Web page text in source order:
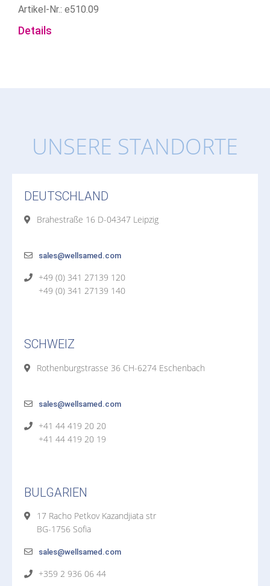
Artikel-Nr.: e510.09
Details
UNSERE STANDORTE
DEUTSCHLAND
Brahestraße 16 D-04347 Leipzig
sales@wellsamed.com
+49 (0) 341 27139 120
+49 (0) 341 27139 140
SCHWEIZ
Rothenburgstrasse 36 CH-6274 Eschenbach
sales@wellsamed.com
+41 44 419 20 20
+41 44 419 20 19
BULGARIEN
17 Racho Petkov Kazandjiata str
BG-1756 Sofia
sales@wellsamed.com
+359 2 936 06 44